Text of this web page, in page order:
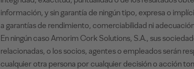
información, y sin garantía de ningún tipo, expresa o
a garantías de rendimiento, comerciabilidad ni
En ningún caso Amorim Cork Solutions, S.A., sus
relacionadas, o los socios, agentes o empleados serán
cualquier otra persona por cualquier decisión o acción